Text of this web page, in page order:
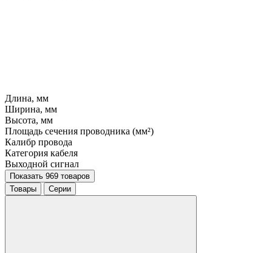
Длина, мм
Ширина, мм
Высота, мм
Площадь сечения проводника (мм²)
Калибр провода
Категория кабеля
Выходной сигнал
Показать 969 товаров
Товары
Серии